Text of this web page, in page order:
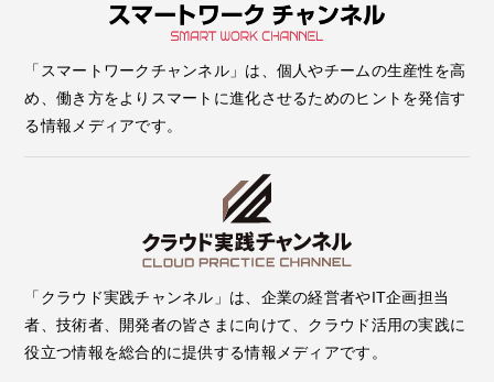
「スマートワークチャンネル」は、個人やチームの生産性を高
め、働き方をよりスマートに進化させるためのヒントを発信す
る情報メディアです。
「クラウド実践チャンネル」は、企業の経営者やIT企画担当
者、技術者、開発者の皆さまに向けて、クラウド活用の実践に
役立つ情報を総合的に提供する情報メディアです。